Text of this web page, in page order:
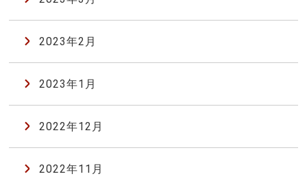
2023年2月
2023年1月
2022年12月
2022年11月